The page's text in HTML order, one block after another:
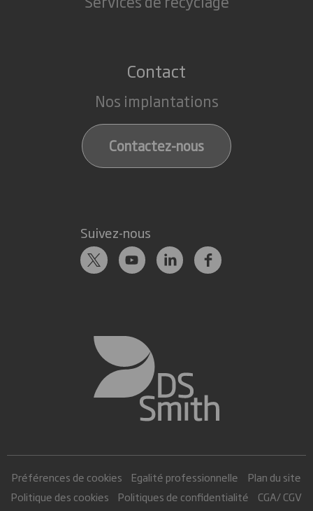
Contact
Nos implantations
Contactez-nous
Suivez-nous
Préférences de cookies Egalité professionnelle
Plan du site
Politique des cookies
Politiques de confidentialité CGA/ CGV